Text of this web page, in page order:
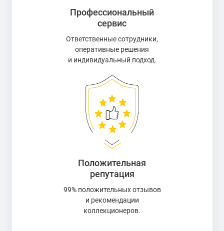
Профессиональный
сервис
Ответственные сотрудники,
оперативные решения
и индивидуальный подход.
Положительная
репутация
99% положительных отзывов
и рекомендации
коллекционеров.